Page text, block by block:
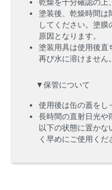
乾燥を十分確認の上
塗装後、乾燥時間は
してください。塗
原因となります。
塗装用具は使用後直
再び水に溶けません。
▼保管について
使用後は缶の蓋をし
長時間の直射日光
以下の状態に置か
く早めにご使用くだ